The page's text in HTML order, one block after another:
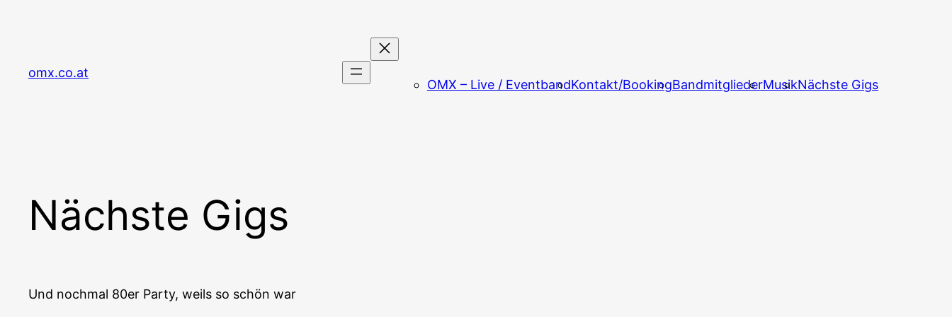
omx.co.at
OMX – Live / EventbandKontakt/BookingBandmitgliederMusikNächste Gigs
Nächste Gigs
Und nochmal 80er Party, weils so schön war